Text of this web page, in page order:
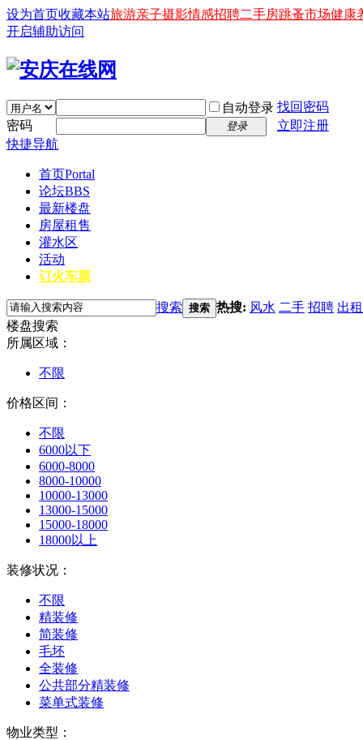
设为首页收藏本站旅游亲子摄影情感招聘二手房跳蚤市场健康
开启辅助访问
自动登录 找回密码
密码
登录
立即注册
快捷导航
首页Portal
论坛BBS
最新楼盘
房屋租售
灌水区
活动
订火车票
搜索 搜索 热搜: 风水 二手 招聘 出租
楼盘搜索
所属区域：
不限
价格区间：
不限
6000以下
6000-8000
8000-10000
10000-13000
13000-15000
15000-18000
18000以上
装修状况：
不限
精装修
简装修
毛坯
全装修
公共部分精装修
菜单式装修
物业类型：